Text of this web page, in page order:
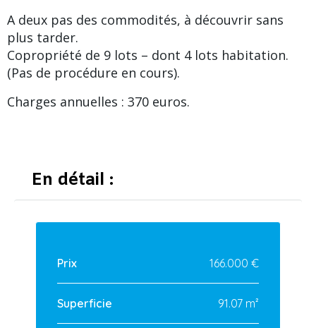
A deux pas des commodités, à découvrir sans
plus tarder.
Copropriété de 9 lots – dont 4 lots habitation.
(Pas de procédure en cours).
Charges annuelles : 370 euros.
En détail :
Prix 166.000 €
Superficie 91.07 m²